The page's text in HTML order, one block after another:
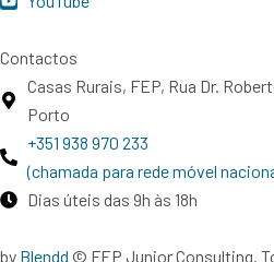
Contactos
Casas Rurais, FEP, Rua Dr.
Porto
+351 938 970 233
(chamada para rede móvel
Dias úteis das 9h às 18h
by Blendd © FEP Junior Consulting.